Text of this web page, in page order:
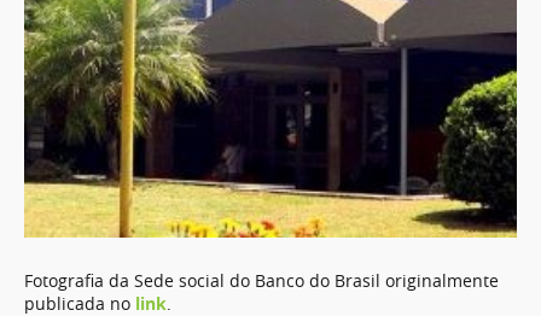
Fotografia da Sede social do Banco do Brasil originalmente
publicada no link.